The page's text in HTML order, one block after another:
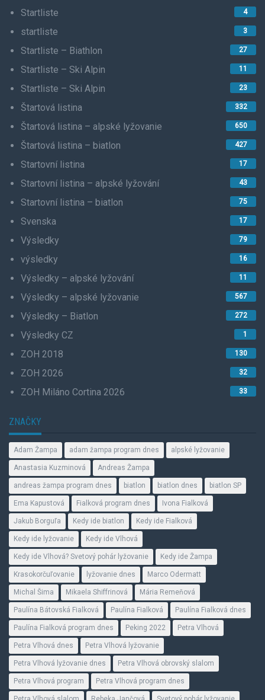
Startliste 4
startliste 3
Startliste – Biathlon 27
Startliste – Ski Alpin 11
Startliste – Ski Alpin 23
Štartová listina 332
Štartová listina – alpské lyžovanie 650
Štartová listina – biatlon 427
Startovní listina 17
Startovní listina – alpské lyžování 43
Startovní listina – biatlon 75
Svenska 17
Výsledky 79
výsledky 16
Výsledky – alpské lyžování 11
Výsledky – alpské lyžovanie 567
Výsledky – Biatlon 272
Výsledky CZ 1
ZOH 2018 130
ZOH 2026 32
ZOH Miláno Cortina 2026 33
ZNAČKY
Adam Žampa adam žampa program dnes alpské lyžovanie
Anastasia Kuzminová Andreas Žampa
andreas žampa program dnes biatlon biatlon dnes biatlon SP
Ema Kapustová Fialková program dnes Ivona Fialková
Jakub Borguľa Kedy ide biatlon Kedy ide Fialková
Kedy ide lyžovanie Kedy ide Vlhová
Kedy ide Vlhová? Svetový pohár lyžovanie Kedy ide Žampa
Krasokorčuľovanie lyžovanie dnes Marco Odermatt
Michal Šima Mikaela Shiffrinová Mária Remeňová
Paulína Bátovská Fialková Paulína Fialková Paulína Fialková dnes
Paulína Fialková program dnes Peking 2022 Petra Vlhová
Petra Vlhová dnes Petra Vlhová lyžovanie
Petra Vlhová lyžovanie dnes Petra Vlhová obrovský slalom
Petra Vlhová program Petra Vlhová program dnes